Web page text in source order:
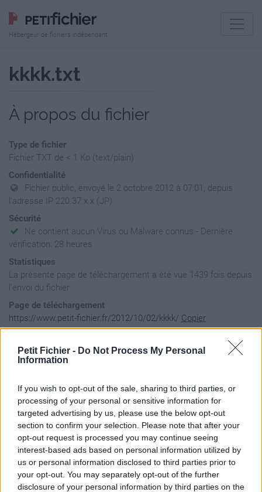
Petit Fichier - Do Not Process My Personal
Information
If you wish to opt-out of the sale, sharing to third parties, or
processing of your personal or sensitive information for
targeted advertising by us, please use the below opt-out
section to confirm your selection. Please note that after your
opt-out request is processed you may continue seeing
interest-based ads based on personal information utilized by
us or personal information disclosed to third parties prior to
your opt-out. You may separately opt-out of the further
disclosure of your personal information by third parties on the
Hébergeur de fichiers indépendant
kkkk.txt
À propos du fichier
Type de fichier
Fichier TXT de < 1 Ko (text/plain)
Confidentialité
Fichier public, envoyé le 2 octobre 2012 à 07:01, depuis
l'adresse IP 220.37.x.x (JP)
Sécurité
Ne contient aucun Virus ou Malware connus - Dernière
vérification: 28 heures
Statistiques
La présente page de téléchargement a été vue 1439 fois depuis
l'envoi du fichier
Page de téléchargement
https://www.petit-fichier.fr/2012/10/02/kkkk/ Copier
Aperçu du fichier
悪安医一員飲院右雨映英円音下何家歌火画会海外学楽間帰気起休急牛去京